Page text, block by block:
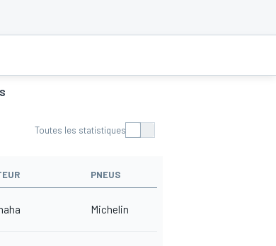
Toutes les statistiques
PNEUS
Michelin